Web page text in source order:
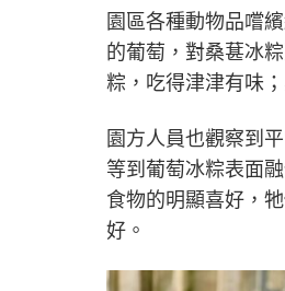
園區各種動物品嚐
的葡萄，對桑葚冰
粽，吃得津津有味
園方人員也觀察到
等到葡萄冰粽表面
食物的明顯喜好，
好。